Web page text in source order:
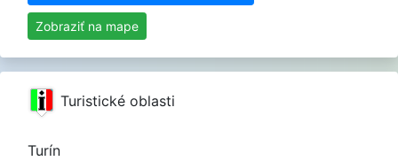
Zobraziť na mape
Turistické oblasti
Turín